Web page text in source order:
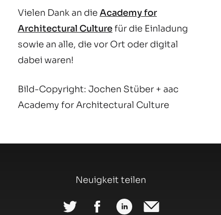
Vielen Dank an die Academy for
Architectural Culturefür die Einladung
sowie an alle, die vor Ort oder digital
dabei waren!
Bild-Copyright: Jochen Stüber + aac
Academy for Architectural Culture
Neuigkeit teilen